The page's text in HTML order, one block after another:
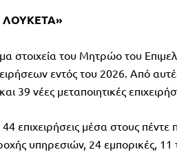
ΛΟΥΚΕΤΑ»
στοιχεία του Μητρώο του
εντός του 2026. Από
39 νέες μεταποιητικές
επιχειρήσεις μέσα στους
υπηρεσιών, 24 εμπορικές, 11